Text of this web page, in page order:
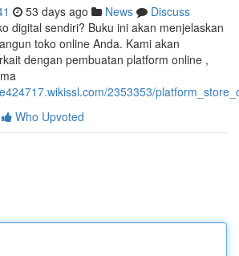
53 days ago News
Discuss
digital sendiri? Buku ini akan menjelaskan
toko online Anda. Kami akan
dengan pembuatan platform online ,
2353353/
Who Upvoted